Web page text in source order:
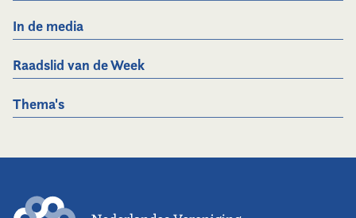
In de media
Raadslid van de Week
Thema's